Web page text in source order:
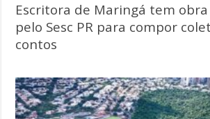
Escritora de Maringá tem
pelo Sesc PR para compor
contos